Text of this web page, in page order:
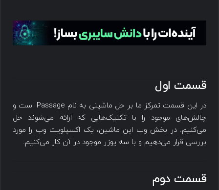
قسمت اول
در این قسمت تمرکز ما بر حل ماشینی به نام Passage است و
چالش‌های موجود را با تکنیک‌هایی که ارائه می‌شوند حل
می‌کنیم. در بخش وب این ماشین، یک اکسپلویت وب را مورد
بررسی قرار می‌دهیم و با سه یوزر موجود در آن کار می‌کنیم.
قسمت دوم